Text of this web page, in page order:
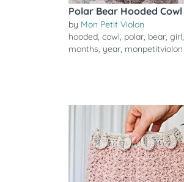
Polar Bear Hooded Cowl
by Mon Petit Violon
hooded, cowl, polar, bear, girl,
months, year, monpetitviolon